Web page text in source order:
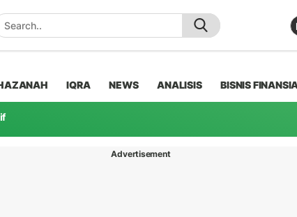
IQRA NEWS ANALISIS BISNIS
Advertisement